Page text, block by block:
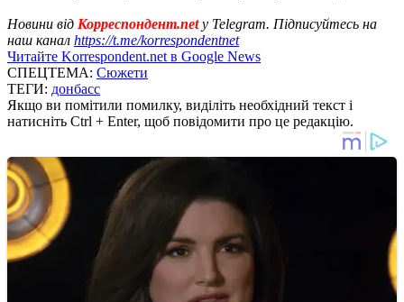
Новини від Корреспондент.netу Telegram. Підписуйтесь на
наш канал https://t.me/korrespondentnet
Читайте Korrespondent.net в Google News
СПЕЦТЕМА: Сюжети
ТЕГИ: донбасс
Якщо ви помітили помилку, виділіть необхідний текст і
натисніть Ctrl + Enter, щоб повідомити про це редакцію.